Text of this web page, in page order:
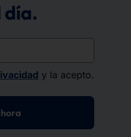
día.
y la acepto.